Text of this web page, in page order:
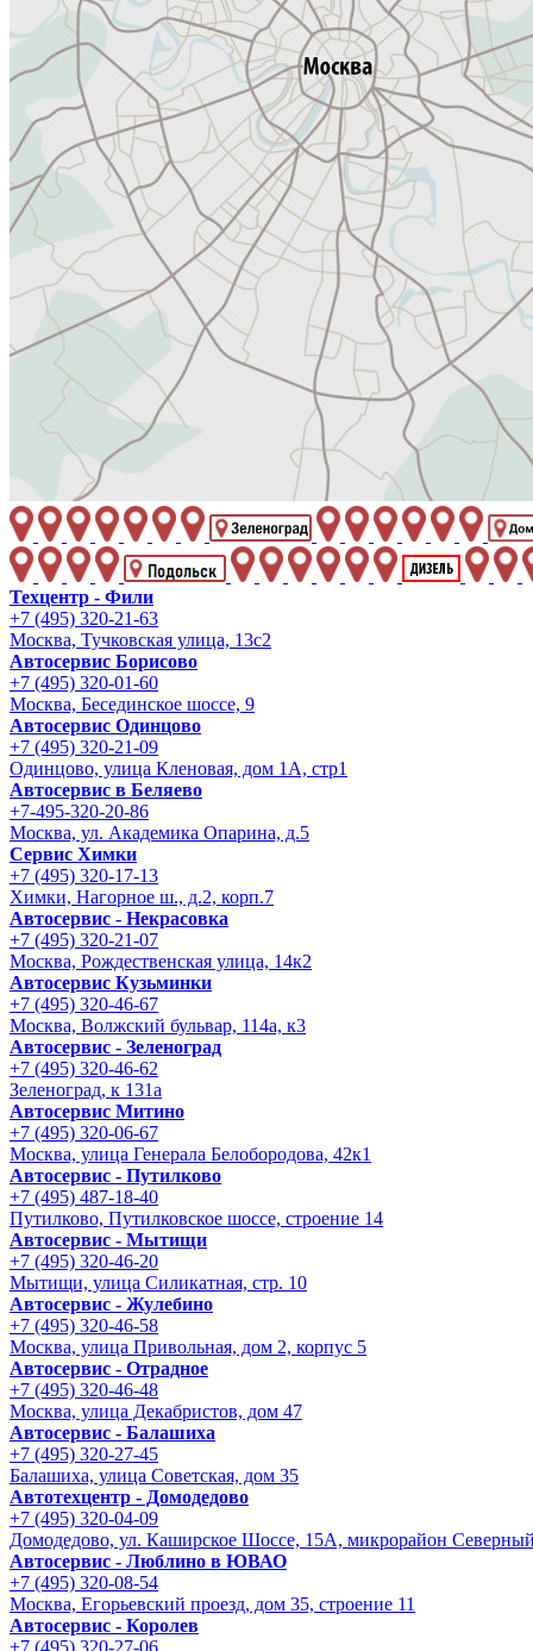
Техцентр - Фили
+7 (495) 320-21-63
Москва, Тучковская улица, 13с2
Автосервис Борисово
+7 (495) 320-01-60
Москва, Бесединское шоссе, 9
Автосервис Одинцово
+7 (495) 320-21-09
Одинцово, улица Кленовая, дом 1А, стр1
Автосервис в Беляево
+7-495-320-20-86
Москва, ул. Академика Опарина, д.5
Сервис Химки
+7 (495) 320-17-13
Химки, Нагорное ш., д.2, корп.7
Автосервис - Некрасовка
+7 (495) 320-21-07
Москва, Рождественская улица, 14к2
Автосервис Кузьминки
+7 (495) 320-46-67
Москва, Волжский бульвар, 114а, к3
Автосервис - Зеленоград
+7 (495) 320-46-62
Зеленоград, к 131а
Автосервис Митино
+7 (495) 320-06-67
Москва, улица Генерала Белобородова, 42к1
Автосервис - Путилково
+7 (495) 487-18-40
Путилково, Путилковское шоссе, строение 14
Автосервис - Мытищи
+7 (495) 320-46-20
Мытищи, улица Силикатная, стр. 10
Автосервис - Жулебино
+7 (495) 320-46-58
Москва, улица Привольная, дом 2, корпус 5
Автосервис - Отрадное
+7 (495) 320-46-48
Москва, улица Декабристов, дом 47
Автосервис - Балашиха
+7 (495) 320-27-45
Балашиха, улица Советская, дом 35
Автотехцентр - Домодедово
+7 (495) 320-04-09
Домодедово, ул. Каширское Шоссе, 15А, микрорайон
Автосервис - Люблино в ЮВАО
+7 (495) 320-08-54
Москва, Егорьевский проезд, дом 35, строение 11
Автосервис - Королев
+7 (495) 320-27-06